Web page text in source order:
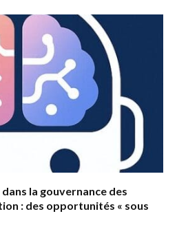
la gouvernance des
: des opportunités « sous